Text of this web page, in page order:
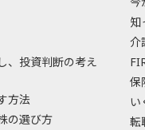
、投資判断の考え
方法
の選び方
知
介
保
い
転